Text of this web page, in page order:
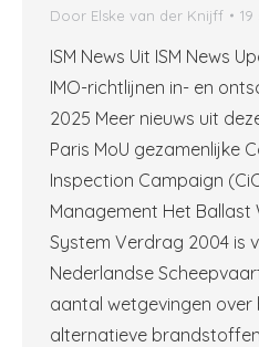
Door Elske van der Knijff
ISM News Uit ISM News
IMO-richtlijnen in- en
2025 Meer nieuws uit
Paris MoU gezamenlijke
Inspection Campaign
Management Het
System Verdrag 2004 is
Nederlandse
aantal wetgevingen over
alternatieve